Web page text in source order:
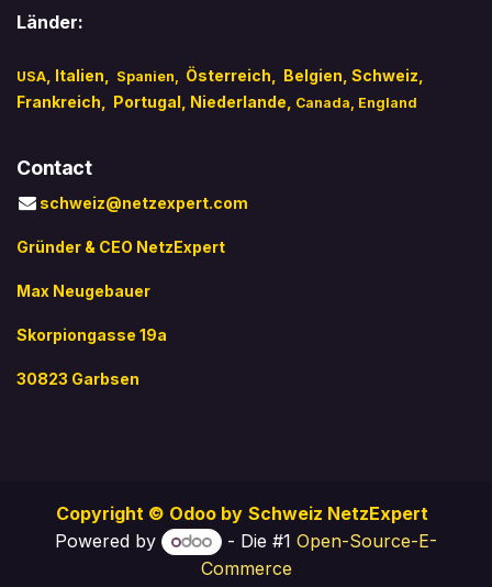
Länder:
USA Italien Spanien, Österreich, Belgien, Schweiz,
Frankreich, Portugal , Niederlande, Canada, England
Contact
schweiz@netzexpert.com
Gründer & CEO NetzExpert
Max Neugebauer
Skorpiongasse 19a
30823 Garbsen
Copyright © Odoo by Schweiz NetzExpert
Powered by
- Die #1 Open-Source-E-
Commerce